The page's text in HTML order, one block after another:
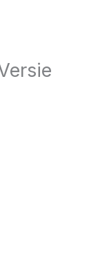
was: €
is: € 19,69.